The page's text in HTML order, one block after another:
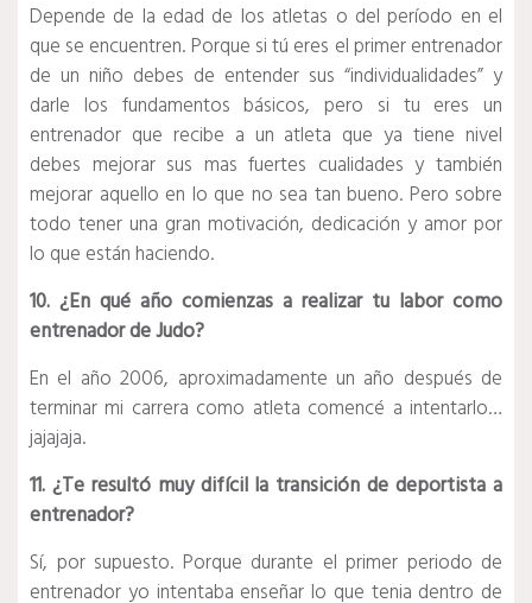
Depende de la edad de los atletas o del período en el
que se encuentren. Porque si tú eres el primer entrenador
de un niño debes de entender sus “individualidades” y
darle los fundamentos básicos, pero si tu eres un
entrenador que recibe a un atleta que ya tiene nivel
debes mejorar sus mas fuertes cualidades y también
mejorar aquello en lo que no sea tan bueno. Pero sobre
todo tener una gran motivación, dedicación y amor por
lo que están haciendo.
10. ¿En qué año comienzas a realizar tu labor como
entrenador de Judo?
En el año 2006, aproximadamente un año después de
terminar mi carrera como atleta comencé a intentarlo…
jajajaja.
11. ¿Te resultó muy difícil la transición de deportista a
entrenador?
Sí, por supuesto. Porque durante el primer periodo de
entrenador yo intentaba enseñar lo que tenia dentro de